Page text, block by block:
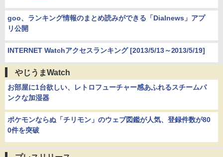
goo、ランキング情報のまとめ読みができる「Dialnews」アプ
リ公開
INTERNET Watchアクセスランキング [2013/5/13～2013/5/19]
やじうまWatch
お部屋に1台欲しい、レトロフューチャー感あふれるスチームパ
ンクな加湿器
ポケモンならぬ「チリモン」のウェブ図鑑が人気、登録件数が80
0件を突破